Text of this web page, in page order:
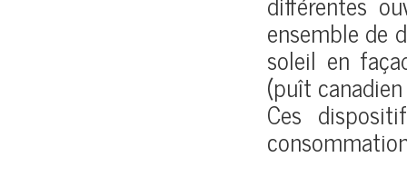
ensemble de
soleil en
(puît
Ces